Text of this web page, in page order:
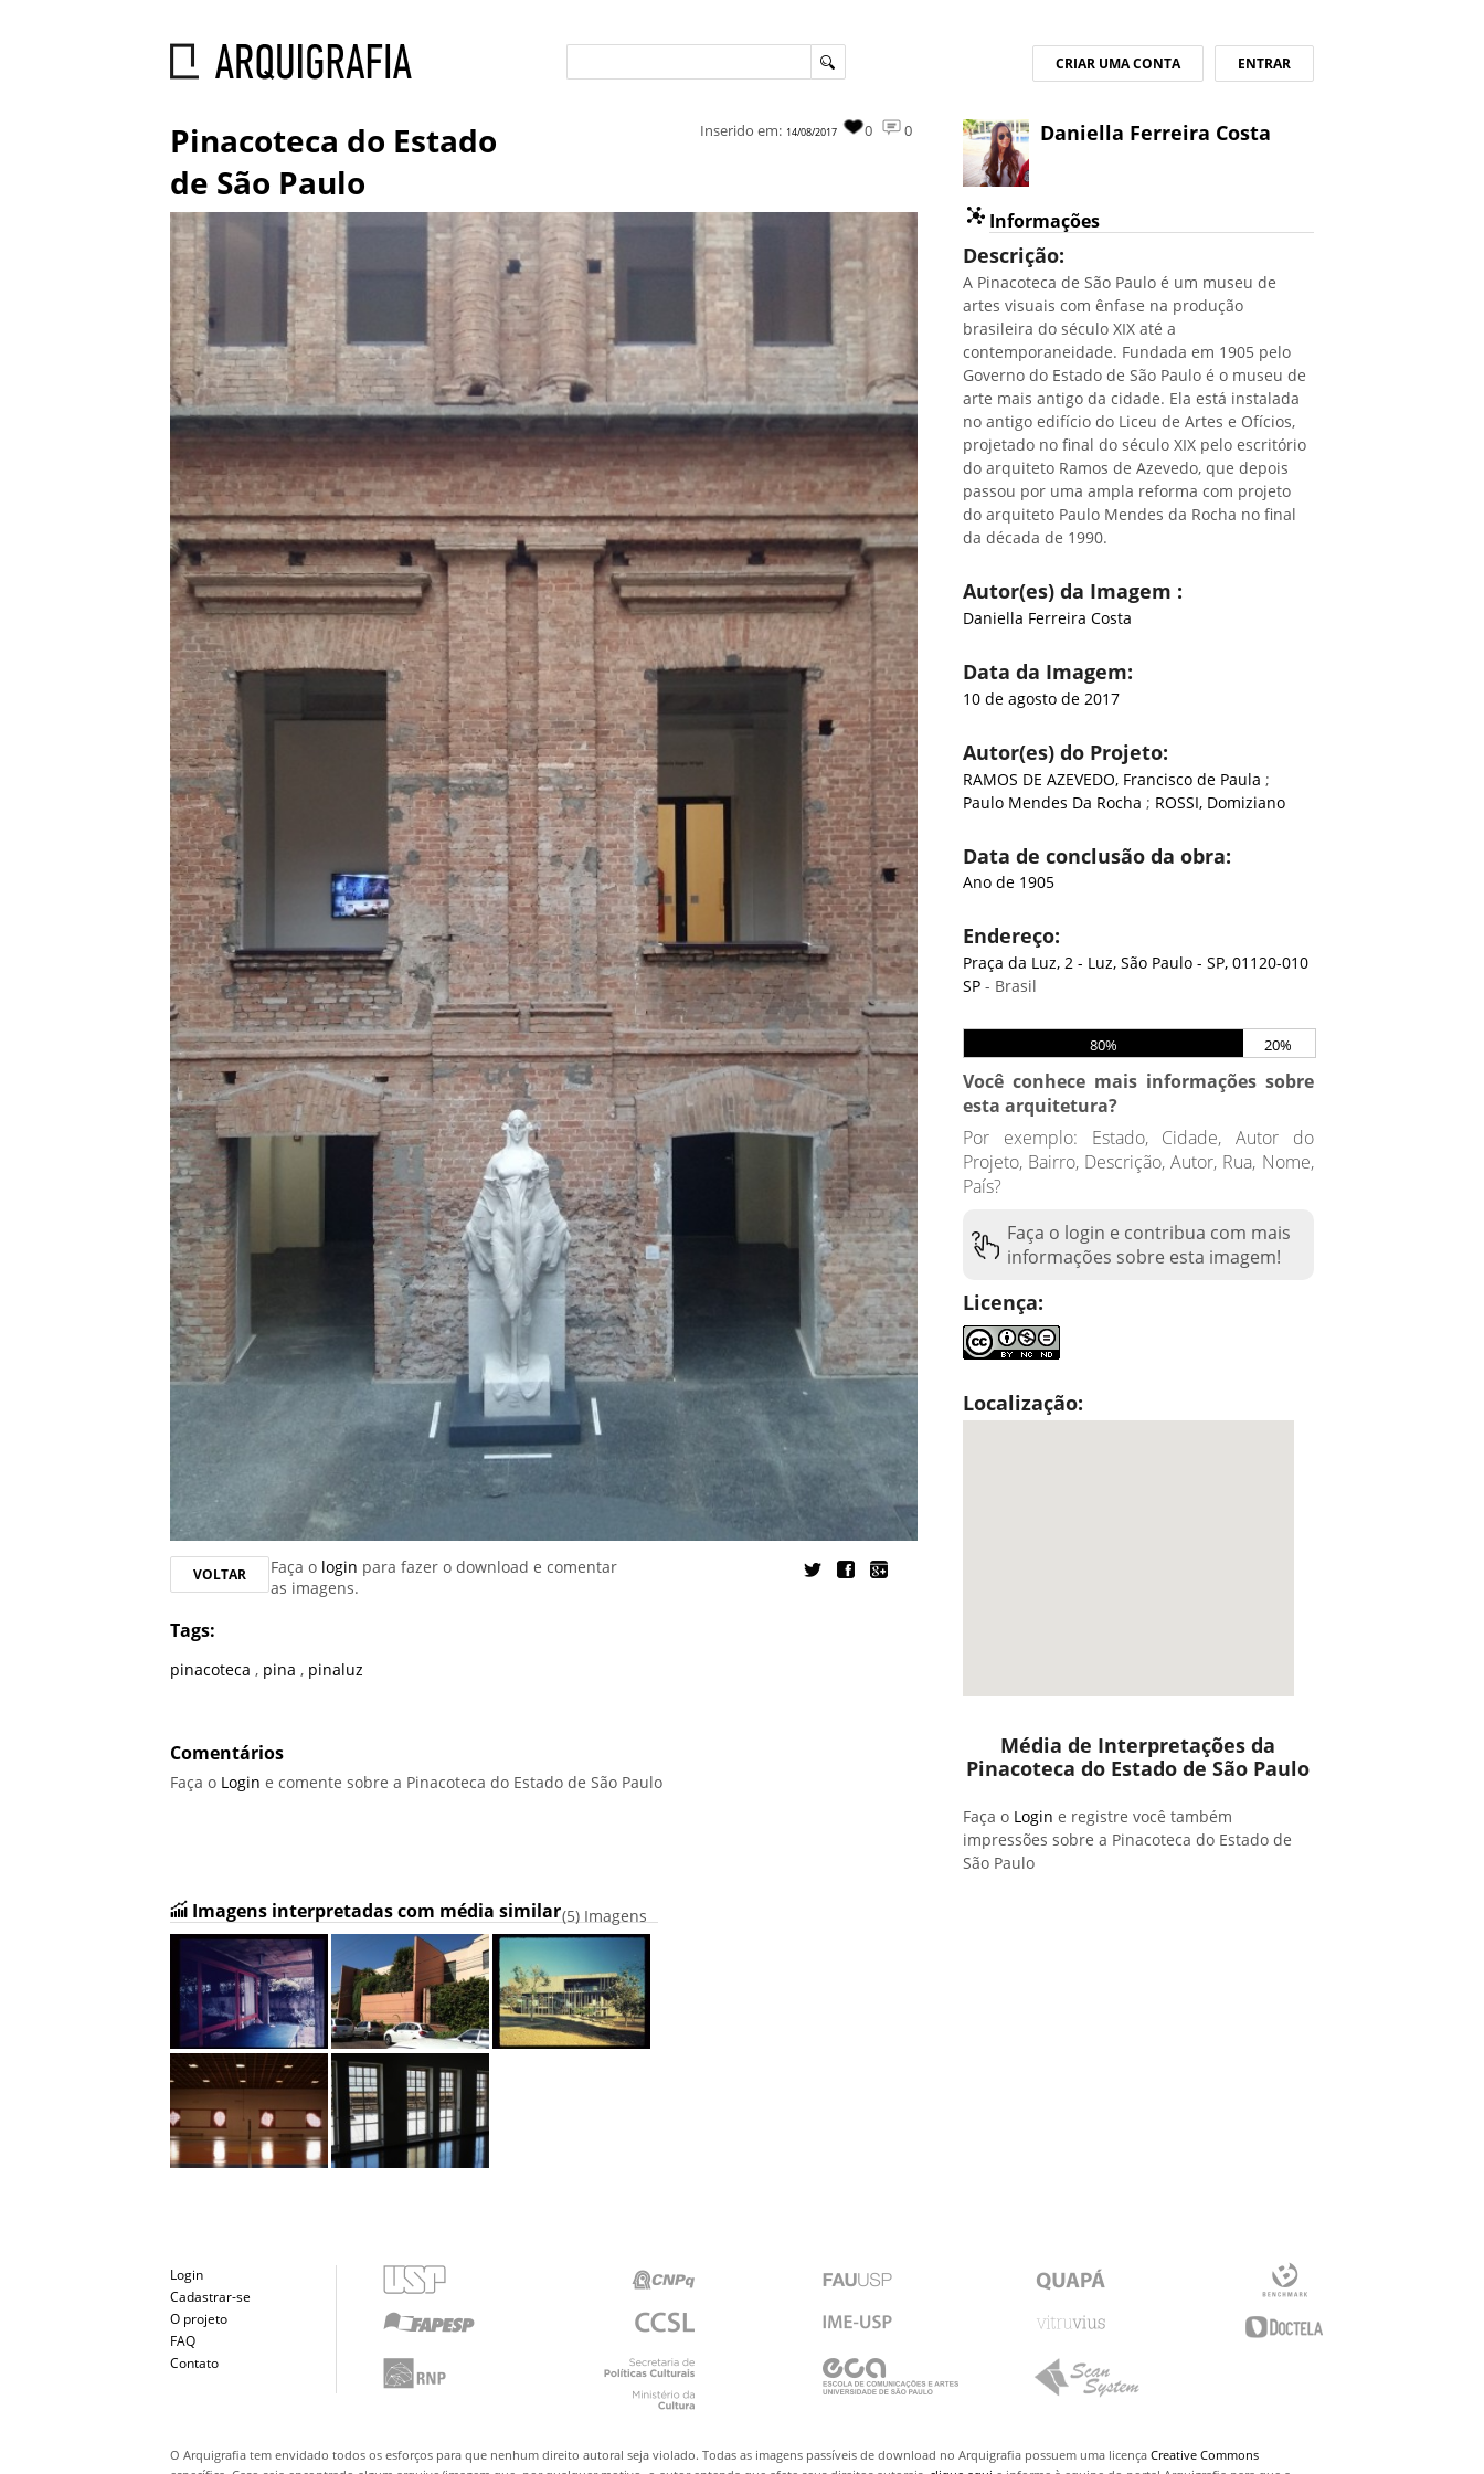
ENTRAR
CRIAR UMA CONTA
Pinacoteca do Estado
de São Paulo
0
0
Inserido em: 14/08/2017
VOLTAR Faça o login para fazer o download e comentar
as imagens.
Tags:
pinacoteca, pina, pinaluz
Comentários
Faça o Login e comente sobre a Pinacoteca do Estado de São Paulo
Imagens interpretadas com média similar(5) Imagens
Daniella Ferreira Costa
Informações
Descrição:
A Pinacoteca de São Paulo é um museu de
artes visuais com ênfase na produção
brasileira do século XIX até a
contemporaneidade. Fundada em 1905 pelo
Governo do Estado de São Paulo é o museu de
arte mais antigo da cidade. Ela está instalada
no antigo edifício do Liceu de Artes e Ofícios,
projetado no final do século XIX pelo escritório
do arquiteto Ramos de Azevedo, que depois
passou por uma ampla reforma com projeto
do arquiteto Paulo Mendes da Rocha no final
da década de 1990.
Autor(es) da Imagem :
Daniella Ferreira Costa
Data da Imagem:
10 de agosto de 2017
Autor(es) do Projeto:
RAMOS DE AZEVEDO, Francisco de Paula ;
Paulo Mendes Da Rocha ; ROSSI, Domiziano
Data de conclusão da obra:
Ano de 1905
Endereço:
Praça da Luz, 2 - Luz, São Paulo - SP, 01120-010
SP - Brasil
80% 20%
Você conhece mais informações sobre
esta arquitetura?
Por exemplo: Estado, Cidade, Autor do
Projeto, Bairro, Descrição, Autor, Rua, Nome,
País?
Faça o login e contribua com mais
informações sobre esta imagem!
Licença:
Localização:
Média de Interpretações da
Pinacoteca do Estado de São Paulo
Faça o Login e registre você também
impressões sobre a Pinacoteca do Estado de
São Paulo
Login
Cadastrar-se
O projeto
FAQ
Contato
O Arquigrafia tem envidado todos os esforços para que nenhum direito autoral seja violado. Todas as imagens passíveis de download no Arquigrafia possuem uma licençaCreative Commons